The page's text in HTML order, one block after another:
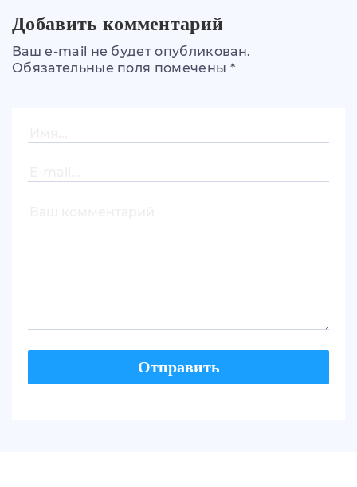
Добавить комментарий
Ваш e-mail не будет опубликован.
Обязательные поля помечены *